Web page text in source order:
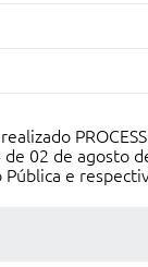
02 de agosto
e